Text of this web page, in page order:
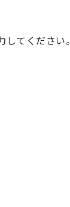
てください。